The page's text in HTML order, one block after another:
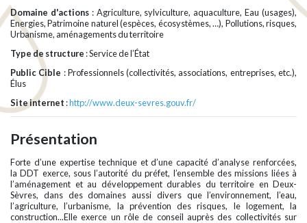
Domaine d'actions: Agriculture, sylviculture, aquaculture, Eau (usages),
Energies, Patrimoine naturel (espèces, écosystèmes, …), Pollutions, risques,
Urbanisme, aménagements du territoire
Type de structure : Service de l’État
Public Cible : Professionnels (collectivités, associations, entreprises, etc.),
Élus
Site internet :http://www.deux-sevres.gouv.fr/
Présentation
Forte d’une expertise technique et d’une capacité d’analyse renforcées,
la DDT exerce, sous l’autorité du préfet, l’ensemble des missions liées à
l’aménagement et au développement durables du territoire en Deux-
Sèvres, dans des domaines aussi divers que l’environnement, l’eau,
l’agriculture, l’urbanisme, la prévention des risques, le logement, la
construction...Elle exerce un rôle de conseil auprès des collectivités sur